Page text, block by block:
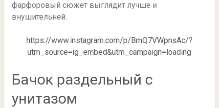
фарфоровый сюжет выглядит лучше и
внушительней.
https://www.instagram.com/p/BmQ7VWpnsAc/?
utm_source=ig_embed&utm_campaign=loading
Бачок раздельный с
унитазом